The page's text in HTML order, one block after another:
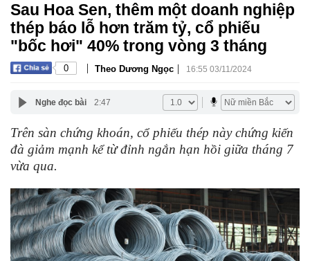
Sau Hoa Sen, thêm một doanh nghiệp
thép báo lỗ hơn trăm tỷ, cổ phiếu
"bốc hơi" 40% trong vòng 3 tháng
0 | Theo Dương Ngọc | 16:55 03/11/2024
Nghe đọc bài 2:47
Trên sàn chứng khoán, cổ phiếu thép này chứng kiến
đà giảm mạnh kể từ đỉnh ngắn hạn hồi giữa tháng 7
vừa qua.